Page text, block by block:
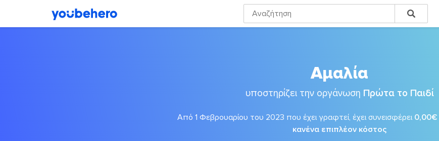
Αμαλία
υποστηρίζει την οργάνωση Πρώτα το Παιδί
Από 1 Φεβρουαρίου του 2023 που έχει γραφτεί, έχει συνεισφέρει 0,00€
κανένα επιπλέον κόστος